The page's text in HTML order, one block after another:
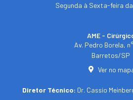
Segunda à Sexta-feira
AME -
Av. Pedro Borela,
Barretos/SP
Ver no
Diretor Técnico: Dr. Cassio